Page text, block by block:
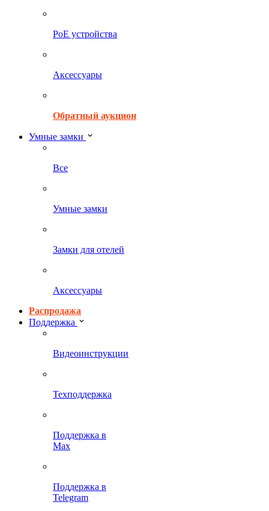
PoE устройства
Аксессуары
Обратный аукцион
Умные замки
Все
Умные замки
Замки для отелей
Аксессуары
Распродажа
Поддержка
Видеоинструкции
Техподдержка
Поддержка в
Max
Поддержка в
Telegram